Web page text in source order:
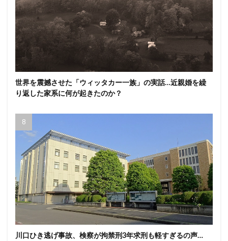
世界を震撼させた「ウィッタカー一族」の実話…近親婚を繰
り返した家系に何が起きたのか？
川口ひき逃げ事故、検察が拘禁刑3年求刑も軽すぎるの声…